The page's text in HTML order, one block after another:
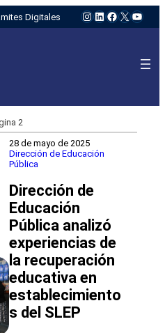
Digitales Instagram
LinkedIn
Facebook
X
2
28 de mayo de 2025
Dirección de Educación
Pública
Dirección de
Educación
Pública analizó
experiencias de
la recuperación
educativa en
establecimiento
s del SLEP